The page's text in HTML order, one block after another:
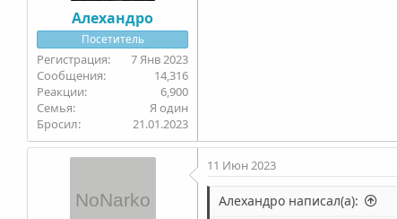
Алехандро
Посетитель
7 Янв 2023
14,316
6,900
Семья
Я один
Бросил
21.01.2023
11 Июн 2023
Алехандро написал(а):